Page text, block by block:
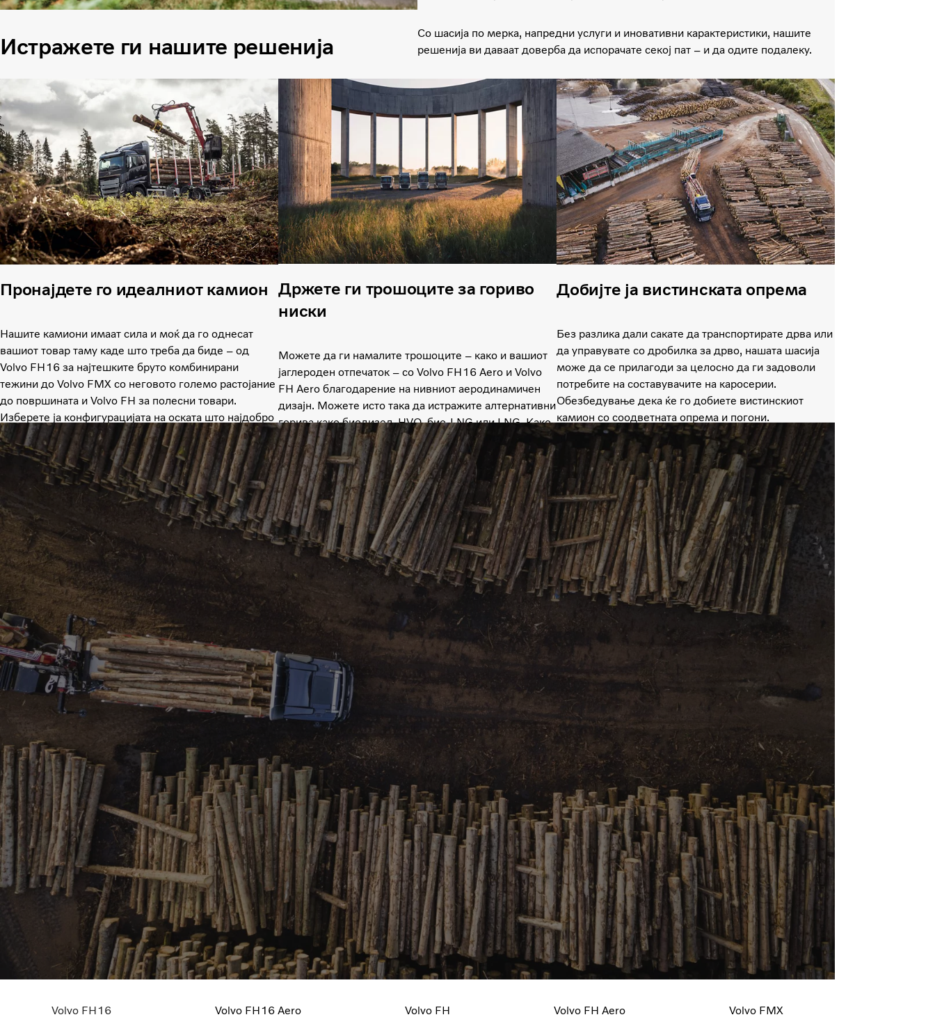
Истражете ги нашите решенија
Со шасија по мерка, напредни услуги и иновативни карактеристики, нашите
решенија ви даваат доверба да испорачате секој пат – и да одите подалеку.
Пронајдете го идеалниот камион
Нашите камиони имаат сила и моќ да го однесат
вашиот товар таму каде што треба да биде – од
Volvo FH16 за најтешките бруто комбинирани
тежини до Volvo FMX со неговото големо растојание
до површината и Volvo FH за полесни товари.
Изберете ја конфигурацијата на оската што најдобро
одговара на вашите потреби.
Држете ги трошоците за гориво
ниски
Можете да ги намалите трошоците – како и вашиот
јаглероден отпечаток – со Volvo FH16 Aero и Volvo
FH Aero благодарение на нивниот аеродинамичен
дизајн. Можете исто така да истражите алтернативни
горива како биодизел, HVO, био-LNG или LNG. Како
и карактеристики како што е кревањето на тандем-
оската за значителна заштеда на гориво при возење
без товар.
Добијте ја вистинската опрема
Без разлика дали сакате да транспортирате дрва или
да управувате со дробилка за дрво, нашата шасија
може да се прилагоди за целосно да ги задоволи
потребите на составувачите на каросерии.
Обезбедување дека ќе го добиете вистинскиот
камион со соодветната опрема и погони.
Истражете ги нашите камиони
Вашиот камион, вашите потреби. Изберете го погонскиот систем и направете
го камионот свој, од конфигурацијата на оските па сè до бојата на кабината.
Volvo FH16 Volvo FH16 Aero Volvo FH Volvo FH Aero Volvo FMX